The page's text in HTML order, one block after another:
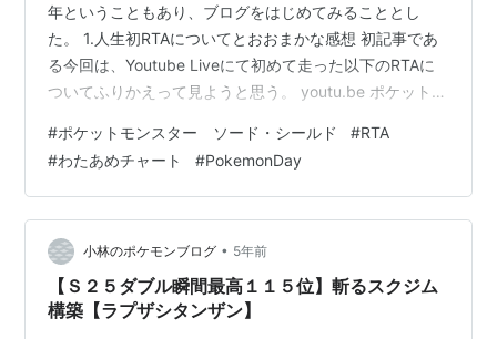
年ということもあり、ブログをはじめてみることとし
た。 1.人生初RTAについてとおおまかな感想 初記事であ
る今回は、Youtube Liveにて初めて走った以下のRTAに
ついてふりかえって見ようと思う。 youtu.be ポケットモ
において、わたあめチャートと呼ばれるチャートでプレ
イした。記録は4:39:02であった。完走当時はかなり悔し
い思いをした。 というのも、それ以前に非公式ながらよ
り速いタイム4:33:26を出していたからだ。 その後THE
ENDまで・ルミナスメイ…
#ポケットモンスター ソード・シールド #RTA
#わたあめチャート #PokemonDay
小林のポケモンブログ • 5年前
【Ｓ２５ダブル瞬間最高１１５位】斬るスクジム
構築【ラプザシタンザン】